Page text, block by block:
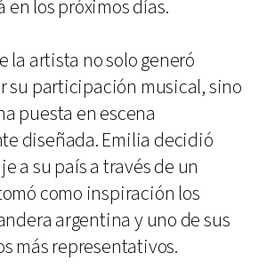
en los próximos días.
la artista no solo generó
su participación musical, sino
puesta en escena
diseñada. Emilia decidió
a su país a través de un
como inspiración los
argentina y uno de sus
más representativos.